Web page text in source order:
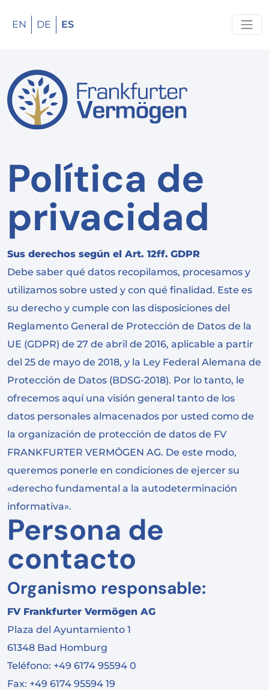
EN DE ES
Política de
privacidad
Sus derechos según el Art. 12ff. GDPR
Debe saber qué datos recopilamos, procesamos y
utilizamos sobre usted y con qué finalidad. Este es
su derecho y cumple con las disposiciones del
Reglamento General de Protección de Datos de la
UE (GDPR) de 27 de abril de 2016, aplicable a partir
del 25 de mayo de 2018, y la Ley Federal Alemana de
Protección de Datos (BDSG-2018). Por lo tanto, le
ofrecemos aquí una visión general tanto de los
datos personales almacenados por usted como de
la organización de protección de datos de FV
FRANKFURTER VERMÖGEN AG. De este modo,
queremos ponerle en condiciones de ejercer su
«derecho fundamental a la autodeterminación
informativa».
Persona de
contacto
Organismo responsable:
FV Frankfurter Vermögen AG
Plaza del Ayuntamiento 1
61348 Bad Homburg
Teléfono: +49 6174 95594 0
Fax: +49 6174 95594 19